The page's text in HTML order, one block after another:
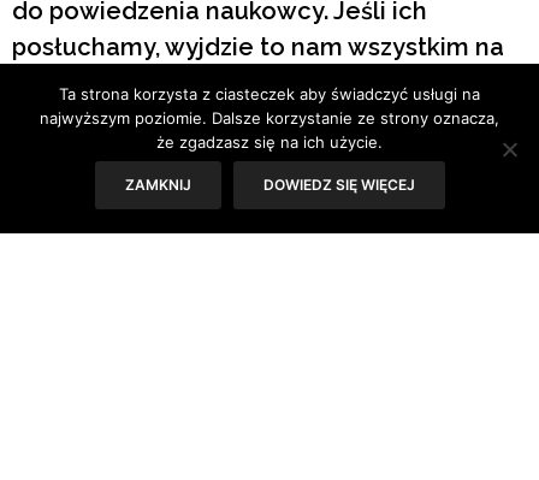
do powiedzenia naukowcy. Jeśli ich
posłuchamy, wyjdzie to nam wszystkim na
zdrowie. Okazuje się, że dotyk jest
ważniejszy niż myśleliśmy
Tekst: Sylwia Skorstad
Ta strona korzysta z ciasteczek aby świadczyć usługi na
najwyższym poziomie. Dalsze korzystanie ze strony oznacza,
że zgadzasz się na ich użycie.
ZAMKNIJ DOWIEDZ SIĘ WIĘCEJ